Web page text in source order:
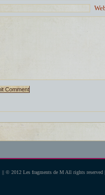
|| © 2012 Les fragments de M All rights reserved